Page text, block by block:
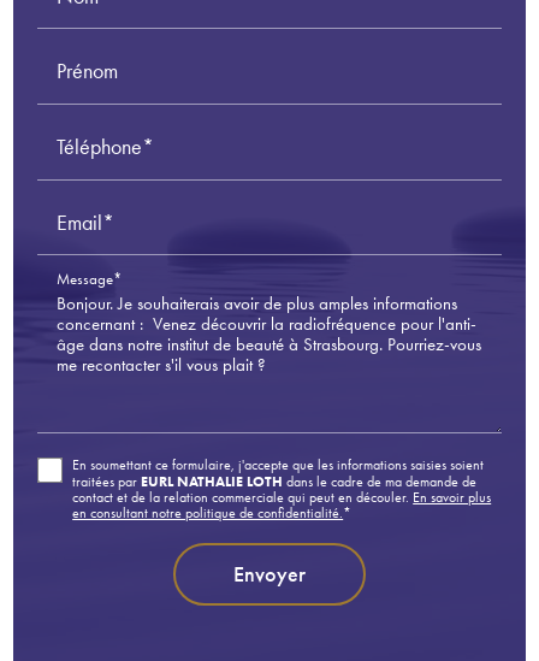
Prénom
Téléphone*
Email*
Message*
En soumettant ce formulaire, j'accepte que les informations saisies soient
traitées parEURL NATHALIE LOTH dans le cadre de ma demande de
contact et de la relation commerciale qui peut en découler. En savoir plus
en consultant notre politique de confidentialité.*